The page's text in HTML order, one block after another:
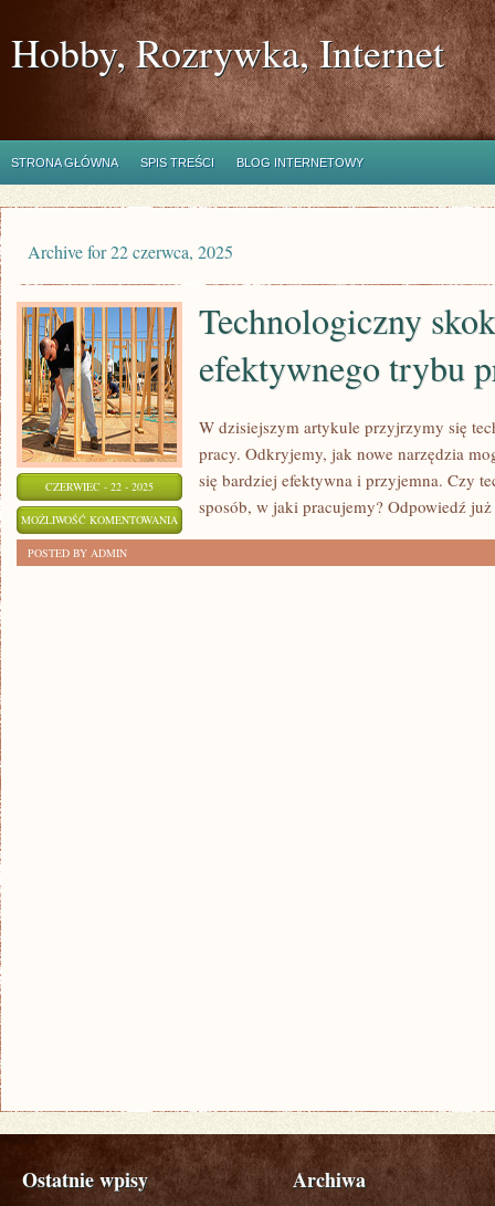
Hobby, Rozrywka, Internet
STRONA GŁÓWNA SPIS TREŚCI BLOG INTERNETOWY
Archive for 22 czerwca, 2025
CZERWIEC - 22 - 2025
MOŻLIWOŚĆ KOMENTOWANIA TECHNOLOGICZNY
ZOSTAŁA WYŁĄCZONA
Technologiczny
efektywnego trybu
W dzisiejszym artykule przyjrzymy się
pracy. Odkryjemy, jak nowe narzędzia
się bardziej efektywna i przyjemna. Czy
sposób, w jaki pracujemy? Odpowiedź
POSTED BY ADMIN
Ostatnie wpisy Archiwa